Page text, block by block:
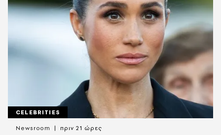
CELEBRITIES
Newsroom πριν 21 ώρες